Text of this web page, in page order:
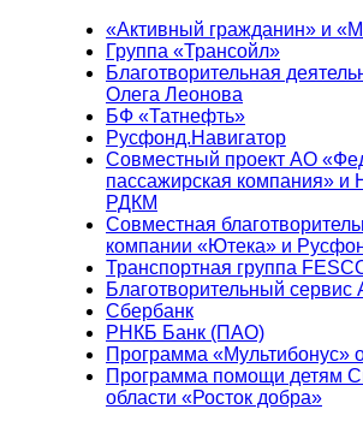
«Активный гражданин» и
Группа «Трансойл»
Благотворительная
Олега Леонова
БФ «Татнефть»
Русфонд.Навигатор
Совместный проект АО
пассажирская компания» и
РДКМ
Совместная
компании «Ютека» и
Транспортная группа
Благотворительный
Сбербанк
РНКБ Банк (ПАО)
Программа «Мультибонус»
Программа помощи детям
области «Росток добра»